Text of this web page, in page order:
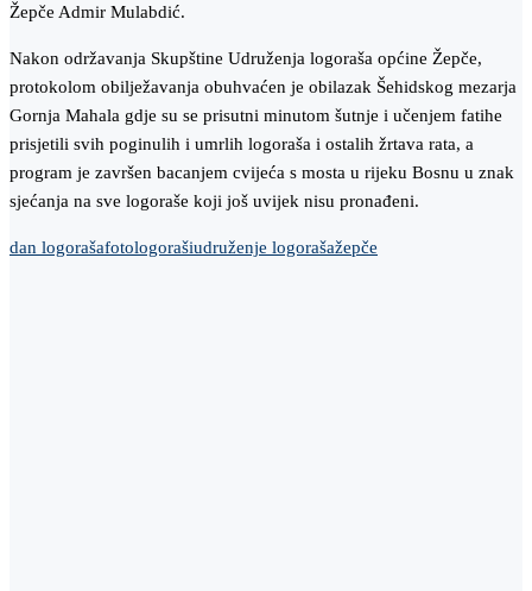
Žepče Admir Mulabdić.
Nakon održavanja Skupštine Udruženja logoraša općine Žepče,
protokolom obilježavanja obuhvaćen je obilazak Šehidskog mezarja
Gornja Mahala gdje su se prisutni minutom šutnje i učenjem fatihe
prisjetili svih poginulih i umrlih logoraša i ostalih žrtava rata, a
program je završen bacanjem cvijeća s mosta u rijeku Bosnu u znak
sjećanja na sve logoraše koji još uvijek nisu pronađeni.
dan logorašafotologorašiudruženje logorašažepče